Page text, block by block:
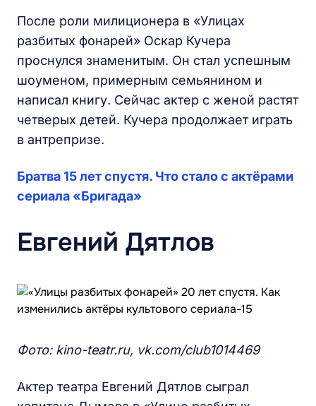
После роли милиционера в «Улицах
разбитых фонарей» Оскар Кучера
проснулся знаменитым. Он стал успешным
шоуменом, примерным семьянином и
написал книгу. Сейчас актер с женой растят
четверых детей. Кучера продолжает играть
в антрепризе.
Братва 15 лет спустя. Что стало с актёрами
сериала «Бригада»
Евгений Дятлов
Фото: kino-teatr.ru, vk.com/club1014469
Актер театра Евгений Дятлов сыграл